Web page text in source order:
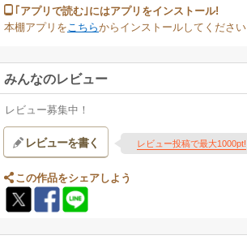
｢アプリで読む｣にはアプリをインストール!
本棚アプリを こちらからインストールしてください
みんなのレビュー
レビュー募集中！
レビューを書く レビュー投稿で最大1000pt!
この作品をシェアしよう